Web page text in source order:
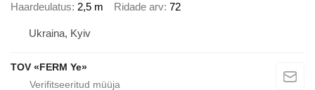
Haardeulatus 2,5 m Ridade arv 72
Ukraina, Kyiv
TOV «FERM Ye»